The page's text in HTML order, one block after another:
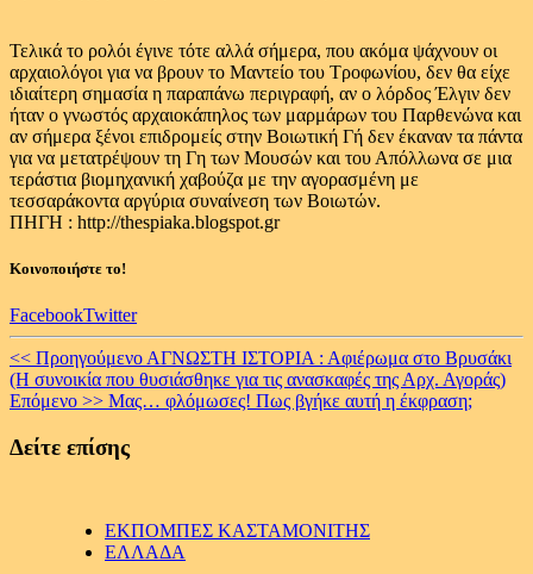
Τελικά το ρολόι έγινε τότε αλλά σήμερα, που ακόμα ψάχνουν οι
αρχαιολόγοι για να βρουν το Μαντείο του Τροφωνίου, δεν θα είχε
ιδιαίτερη σημασία η παραπάνω περιγραφή, αν ο λόρδος Έλγιν δεν
ήταν ο γνωστός αρχαιοκάπηλος των μαρμάρων του Παρθενώνα και
αν σήμερα ξένοι επιδρομείς στην Βοιωτική Γή δεν έκαναν τα πάντα
για να μετατρέψουν τη Γη των Μουσών και του Απόλλωνα σε μια
τεράστια βιομηχανική χαβούζα με την αγορασμένη με
τεσσαράκοντα αργύρια συναίνεση των Βοιωτών.
ΠΗΓΗ : http://thespiaka.blogspot.gr
Κοινοποιήστε το!
FacebookTwitter
Continue
Reading
<< Προηγούμενο ΑΓΝΩΣΤΗ ΙΣΤΟΡΙΑ : Αφιέρωμα στο Βρυσάκι
(Η συνοικία που θυσιάσθηκε για τις ανασκαφές της Αρχ. Αγοράς)
Επόμενο >> Μας… φλόμωσες! Πως βγήκε αυτή η έκφραση;
Δείτε επίσης
ΕΚΠΟΜΠΕΣ ΚΑΣΤΑΜΟΝΙΤΗΣ
ΕΛΛΑΔΑ